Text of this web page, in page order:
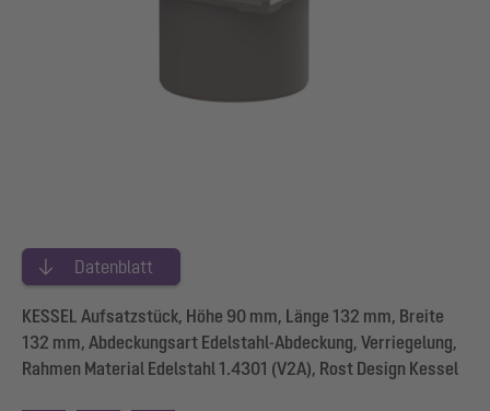
Datenblatt
KESSEL Aufsatzstück, Höhe 90 mm, Länge 132 mm, Breite
132 mm, Abdeckungsart Edelstahl-Abdeckung, Verriegelung,
Rahmen Material Edelstahl 1.4301 (V2A), Rost Design Kessel